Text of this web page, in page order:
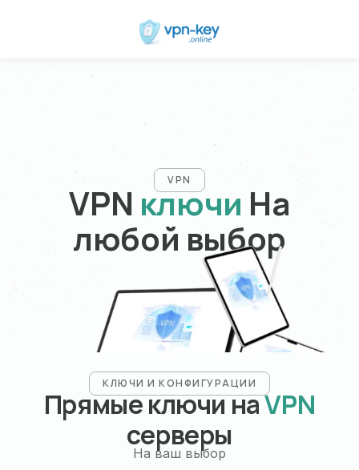
VPN
VPN ключи На
любой выбор
КЛЮЧИ И КОНФИГУРАЦИИ
Прямые ключи наVPN
серверы
На ваш выбор